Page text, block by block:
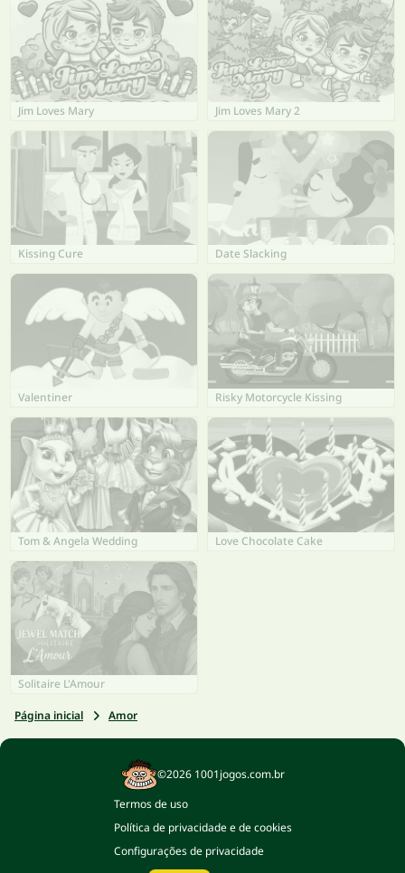
Jim Loves Mary Jim Loves Mary 2
Kissing Cure Date Slacking
Valentiner Risky Motorcycle Kissing
Tom & Angela Wedding Love Chocolate Cake
Solitaire L'Amour
Página inicial Amor
©2026 1001jogos.com.br
Termos de uso
Política de privacidade e de cookies
Configurações de privacidade